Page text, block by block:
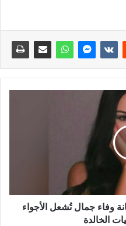
وفاء جمال تُشعل الأجواء
الخالدة